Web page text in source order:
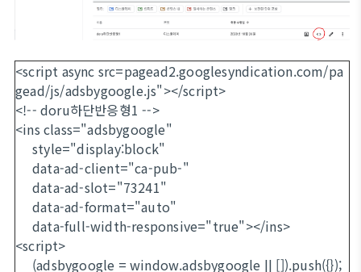
<script async src=pagead2.googlesyndication.com/pa
gead/js/adsbygoogle.js"></script>
<!-- doru하단반응형1 -->
<ins class="adsbygoogle"
style="display:block"
data-ad-client="ca-pub-"
data-ad-slot="73241"
data-ad-format="auto"
data-full-width-responsive="true"></ins>
<script>
(adsbygoogle = window.adsbygoogle || []).push({});